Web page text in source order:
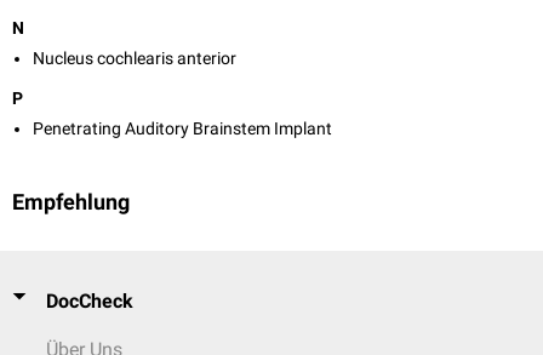
N
Nucleus cochlearis anterior
P
Penetrating Auditory Brainstem Implant
Empfehlung
DocCheck
Über Uns